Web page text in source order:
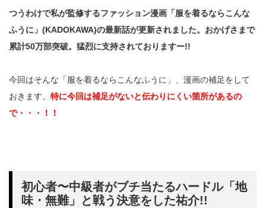
つうわけで私が監修するファッション漫画「服を着るならこんな
ふうに」(KADOKAWA)の最新話が更新されました。おかげさまで
累計50万部突破。猛烈に支持されておりますー!!
今回はそんな「服を着るならこんなふうに」、漫画の補足をして
おきます。 特に今回は補足がないと伝わりにくい箇所があるの
で・・・！！
初心者〜中級者がブチ当たるハードル「地
味・無難」と戦う決意をした祐介!!